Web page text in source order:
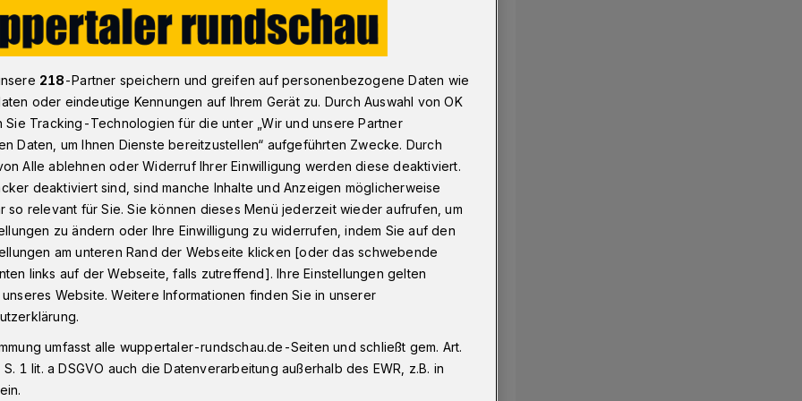
für viele
Bürger“
CDU-Stadtverordnete Michael Wessel
ab, die Außenstellen des
Langerfeld-Beyenburg zu schließen.
218-Partner speichern und greifen auf personenbezogene Daten wie
oder eindeutige Kennungen auf Ihrem Gerät zu. Durch Auswahl von OK
Sie Tracking-Technologien für die unter „Wir und unsere Partner
Daten, um Ihnen Dienste bereitzustellen“ aufgeführten Zwecke. Durch
Alle ablehnen oder Widerruf Ihrer Einwilligung werden diese deaktiviert.
deaktiviert sind, sind manche Inhalte und Anzeigen möglicherweise
so relevant für Sie. Sie können dieses Menü jederzeit wieder aufrufen, um
zu ändern oder Ihre Einwilligung zu widerrufen, indem Sie auf den
am unteren Rand der Webseite klicken [oder das schwebende
links auf der Webseite, falls zutreffend]. Ihre Einstellungen gelten
Website. Weitere Informationen finden Sie in unserer
umfasst alle wuppertaler-rundschau.de-Seiten und schließt gem. Art.
1 lit. a DSGVO auch die Datenverarbeitung außerhalb des EWR, z.B. in